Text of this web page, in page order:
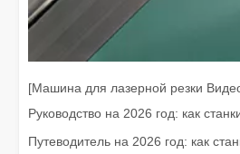
[Машина для лазерной резки
Путеводитель на 2026 год: как